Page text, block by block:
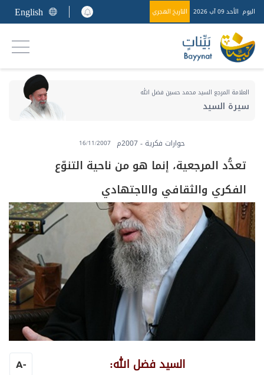
اليوم الأحد 09 آب 2026 التاريخ الهجري English
العلامة المرجع السيد محمد حسين فضل الله
سيرة السيد
حوارات فكرية - 2007م 16/11/2007
تعدُّد المرجعية، إنما هو من ناحية التنوّع
الفكري والثقافي والاجتهادي
السيد فضل الله:
-
A